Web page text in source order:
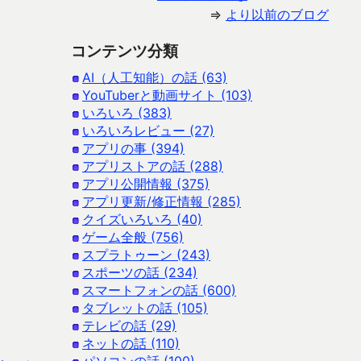
⇒ より以前のブログ
コンテンツ分類
AI（人工知能）の話 (63)
YouTuberと動画サイト (103)
いろいろ (383)
いろいろレビュー (27)
アプリの事 (394)
アプリストアの話 (288)
アプリ公開情報 (375)
アプリ更新/修正情報 (285)
クイズいろいろ (40)
ゲーム全般 (756)
スプラトゥーン (243)
スポーツの話 (234)
スマートフォンの話 (600)
タブレットの話 (105)
テレビの話 (29)
ネットの話 (110)